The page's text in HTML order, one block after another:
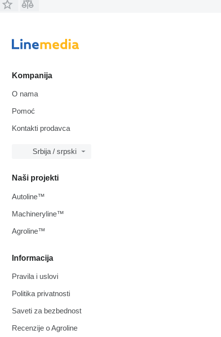
Kompanija
O nama
Pomoć
Kontakti prodavca
Srbija / srpski
Informacija
Pravila i uslovi
Politika privatnosti
Saveti za bezbednost
Recenzije o Agroline
Naši projekti
Autoline™
Machineryline™
Agroline™